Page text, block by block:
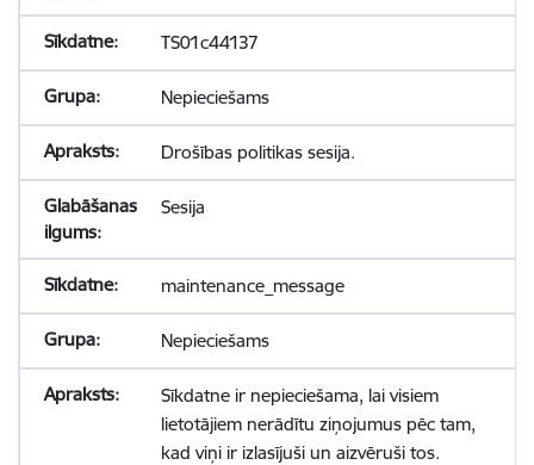
TS01c44137
Nepieciešams
Drošības politikas sesija.
Sesija
maintenance_message
Nepieciešams
Sīkdatne ir nepieciešama, lai visiem
lietotājiem nerādītu ziņojumus pēc tam,
kad viņi ir izlasījuši un aizvēruši tos.